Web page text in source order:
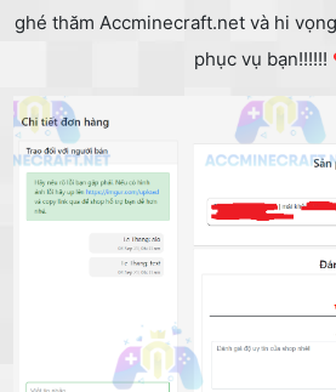
ghé thăm Accminecraft.net và hi
phục vụ bạn!!!!!!